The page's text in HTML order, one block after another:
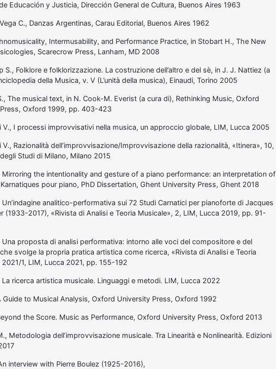
Educación y Justicia, Dirección General de Cultura, Buenos Aires 1963
C., Danzas Argentinas, Carau Editorial, Buenos Aires 1962
Intermusability, and Performance Practice, in Stobart H., The New
Scarecrow Press, Lanham, MD 2008
S., Folklore e folklorizzazione. La costruzione dell’altro e del sè, in J. J. Nattiez (a
della Musica, v. V (L’unità della musica), Einaudi, Torino 2005
The musical text, in N. Cook-M. Everist (a cura di), Rethinking Music, Oxford
Oxford 1999, pp. 403-423
V., I processi improvvisativi nella musica, un approccio globale, LIM, Lucca 2005
V., Razionalità dell’improvvisazione/Improvvisazione della razionalità, «Itinera», 10,
Studi di Milano, Milano 2015
Mirroring the intentionality and gesture of a piano performance: an interpretation of
pour piano, PhD Dissertation, Ghent University Press, Ghent 2018
Un’indagine analitico-performativa sui 72 Studi Carnatici per pianoforte di Jacques
(1933-2017), «Rivista di Analisi e Teoria Musicale», 2, LIM, Lucca 2019, pp. 91-
Una proposta di analisi performativa: intorno alle voci del compositore e del
svolge la propria pratica artistica come ricerca, «Rivista di Analisi e Teoria
2021/1, LIM, Lucca 2021, pp. 155-192
La ricerca artistica musicale. Linguaggi e metodi. LIM, Lucca 2022
Guide to Musical Analysis, Oxford University Press, Oxford 1992
the Score. Music as Performance, Oxford University Press, Oxford 2013
Metodologia dell’improvvisazione musicale. Tra Linearità e Nonlinearità. Edizioni
interview with Pierre Boulez (1925-2016),